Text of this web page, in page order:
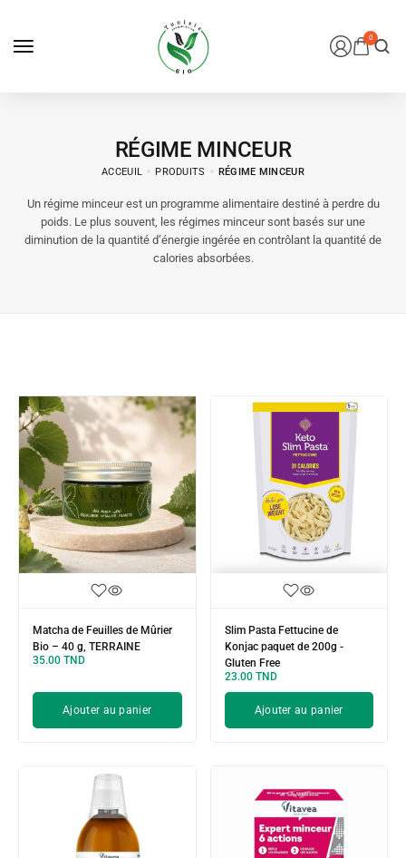
0
RÉGIME MINCEUR
ACCEUIL PRODUITS RÉGIME MINCEUR
Un régime minceur est un programme alimentaire destiné à perdre du
poids. Le plus souvent, les régimes minceur sont basés sur une
diminution de la quantité d’énergie ingérée en contrôlant la quantité de
calories absorbées.
Matcha de Feuilles de Mûrier
Bio – 40 g, TERRAINE
35.00 TND
Ajouter au panier
Slim Pasta Fettucine de
Konjac paquet de 200g -
Gluten Free
23.00 TND
Ajouter au panier